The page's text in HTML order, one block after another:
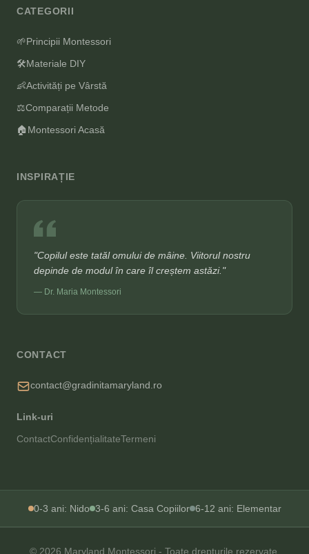
CATEGORII
🌱Principii Montessori
🛠️Materiale DIY
👶Activități pe Vârstă
⚖️Comparații Metode
🏠Montessori Acasă
INSPIRAȚIE
"Copilul este tatăl omului de mâine. Viitorul nostru
depinde de modul în care îl creștem astăzi."
— Dr. Maria Montessori
CONTACT
contact@gradinitamaryland.ro
Link-uri
ContactConfidențialitateTermeni
0-3 ani: Nido 3-6 ani: Casa Copiilor 6-12 ani: Elementar
© 2026 Maryland Montessori - Toate drepturile rezervate.